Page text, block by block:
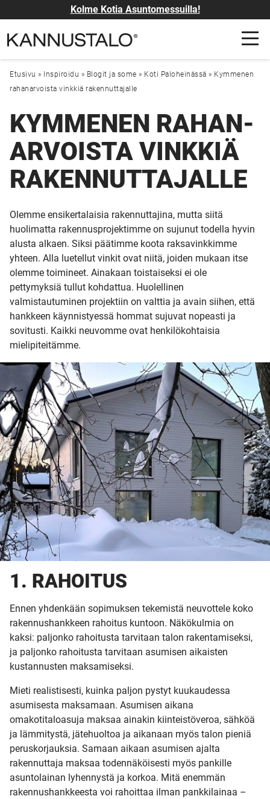
Kolme Kotia Asuntomessuilla!
Etusivu » Inspiroidu » Blogit ja some » Koti Paloheinässä » Kymmenen
rahan­arvoista vinkkiä raken­nuttajalle
KYMMENEN RAHAN­
ARVOISTA VINKKIÄ
RAKEN­NUTTAJALLE
Olemme ensikertalaisia rakennuttajina, mutta siitä
huolimatta rakennusprojektimme on sujunut todella hyvin
alusta alkaen. Siksi päätimme koota raksavinkkimme
yhteen. Alla luetellut vinkit ovat niitä, joiden mukaan itse
olemme toimineet. Ainakaan toistaiseksi ei ole
pettymyksiä tullut kohdattua. Huolellinen
valmistautuminen projektiin on valttia ja avain siihen, että
hankkeen käynnistyessä hommat sujuvat nopeasti ja
sovitusti. Kaikki neuvomme ovat henkilökohtaisia
mielipiteitämme.
1. RAHOITUS
Ennen yhdenkään sopimuksen tekemistä neuvottele koko
rakennushankkeen rahoitus kuntoon. Näkökulmia on
kaksi: paljonko rahoitusta tarvitaan talon rakentamiseksi,
ja paljonko rahoitusta tarvitaan asumisen aikaisten
kustannusten maksamiseksi.
Mieti realistisesti, kuinka paljon pystyt kuukaudessa
asumisesta maksamaan. Asumisen aikana
omakotitaloasuja maksaa ainakin kiinteistöveroa, sähköä
ja lämmitystä, jätehuoltoa ja aikanaan myös talon pieniä
peruskorjauksia. Samaan aikaan asumisen ajalta
rakennuttaja maksaa todennäköisesti myös pankille
asuntolainan lyhennystä ja korkoa. Mitä enemmän
rakennushankkeesta voi rahoittaa ilman pankkilainaa –